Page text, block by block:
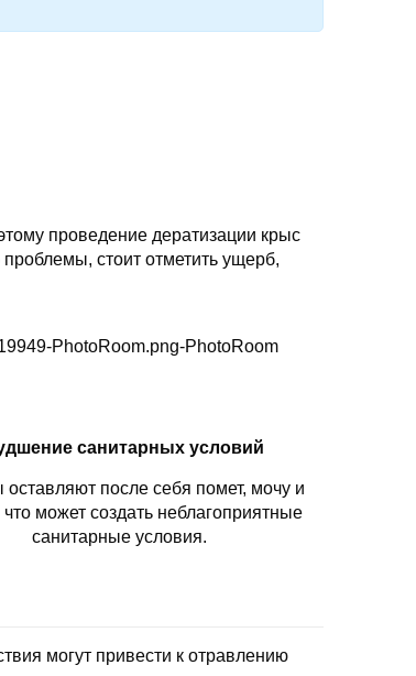
проведение дератизации крыс
стоит отметить ущерб,
санитарных условий
оставляют после себя помет, мочу и
может создать неблагоприятные
санитарные условия.
могут привести к отравлению